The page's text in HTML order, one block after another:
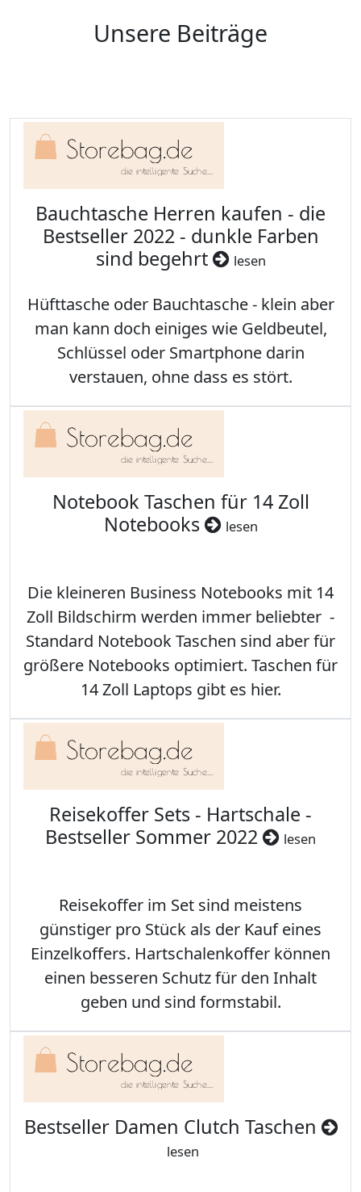
Unsere Beiträge
Bauchtasche Herren kaufen - die
Bestseller 2022 - dunkle Farben
sind begehrt
lesen
Hüfttasche oder Bauchtasche - klein aber
man kann doch einiges wie Geldbeutel,
Schlüssel oder Smartphone darin
verstauen, ohne dass es stört.
Notebook Taschen für 14 Zoll
Notebooks
lesen
Die kleineren Business Notebooks mit 14
Zoll Bildschirm werden immer beliebter -
Standard Notebook Taschen sind aber für
größere Notebooks optimiert. Taschen für
14 Zoll Laptops gibt es hier.
Reisekoffer Sets - Hartschale -
Bestseller Sommer 2022
lesen
Reisekoffer im Set sind meistens
günstiger pro Stück als der Kauf eines
Einzelkoffers. Hartschalenkoffer können
einen besseren Schutz für den Inhalt
geben und sind formstabil.
Bestseller Damen Clutch Taschen
lesen